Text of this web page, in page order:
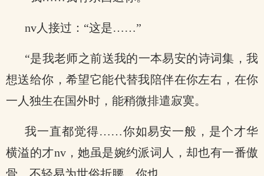
nv人接过：“这是……”
“是我老师之前送我的一本易安的诗词集，我
想送给你，希望它能代替我陪伴在你左右，在你
一人独生在国外时，能稍微排遣寂寞。
我一直都觉得……你如易安一般，是个才华
横溢的才nv，她虽是婉约派词人，却也有一番傲